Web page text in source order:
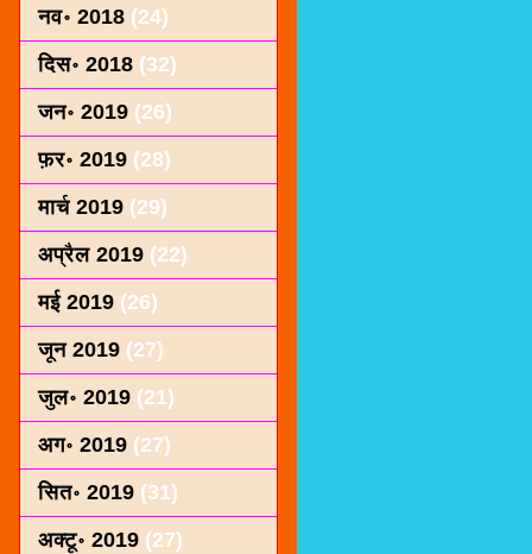
नव॰ 2018 (24)
दिस॰ 2018 (32)
जन॰ 2019 (26)
फ़र॰ 2019 (28)
मार्च 2019 (29)
अप्रैल 2019 (22)
मई 2019 (26)
जून 2019 (27)
जुल॰ 2019 (21)
अग॰ 2019 (27)
सित॰ 2019 (31)
अक्टू॰ 2019 (27)